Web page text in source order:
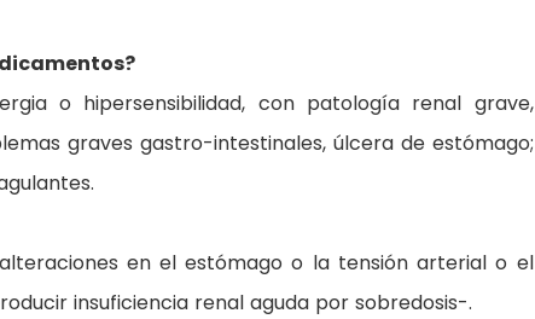
o hipersensibilidad, con patología renal grave,
graves gastro-intestinales, úlcera de estómago;
en el estómago o la tensión arterial o el
insuficiencia renal aguda por sobredosis-.